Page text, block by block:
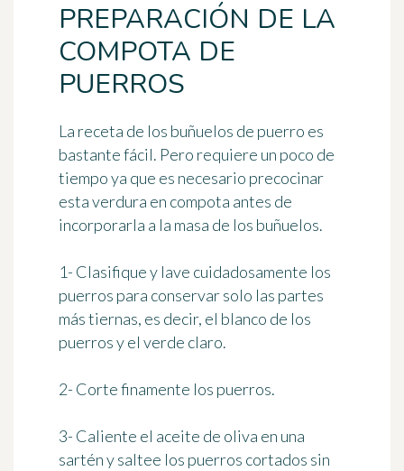
PREPARACIÓN DE LA
COMPOTA DE
PUERROS
La receta de los buñuelos de puerro es
bastante fácil. Pero requiere un poco de
tiempo ya que es necesario precocinar
esta verdura en compota antes de
incorporarla a la masa de los buñuelos.
1- Clasifique y lave cuidadosamente los
puerros para conservar solo las partes
más tiernas, es decir, el blanco de los
puerros y el verde claro.
2- Corte finamente los puerros.
3- Caliente el aceite de oliva en una
sartén y saltee los puerros cortados sin